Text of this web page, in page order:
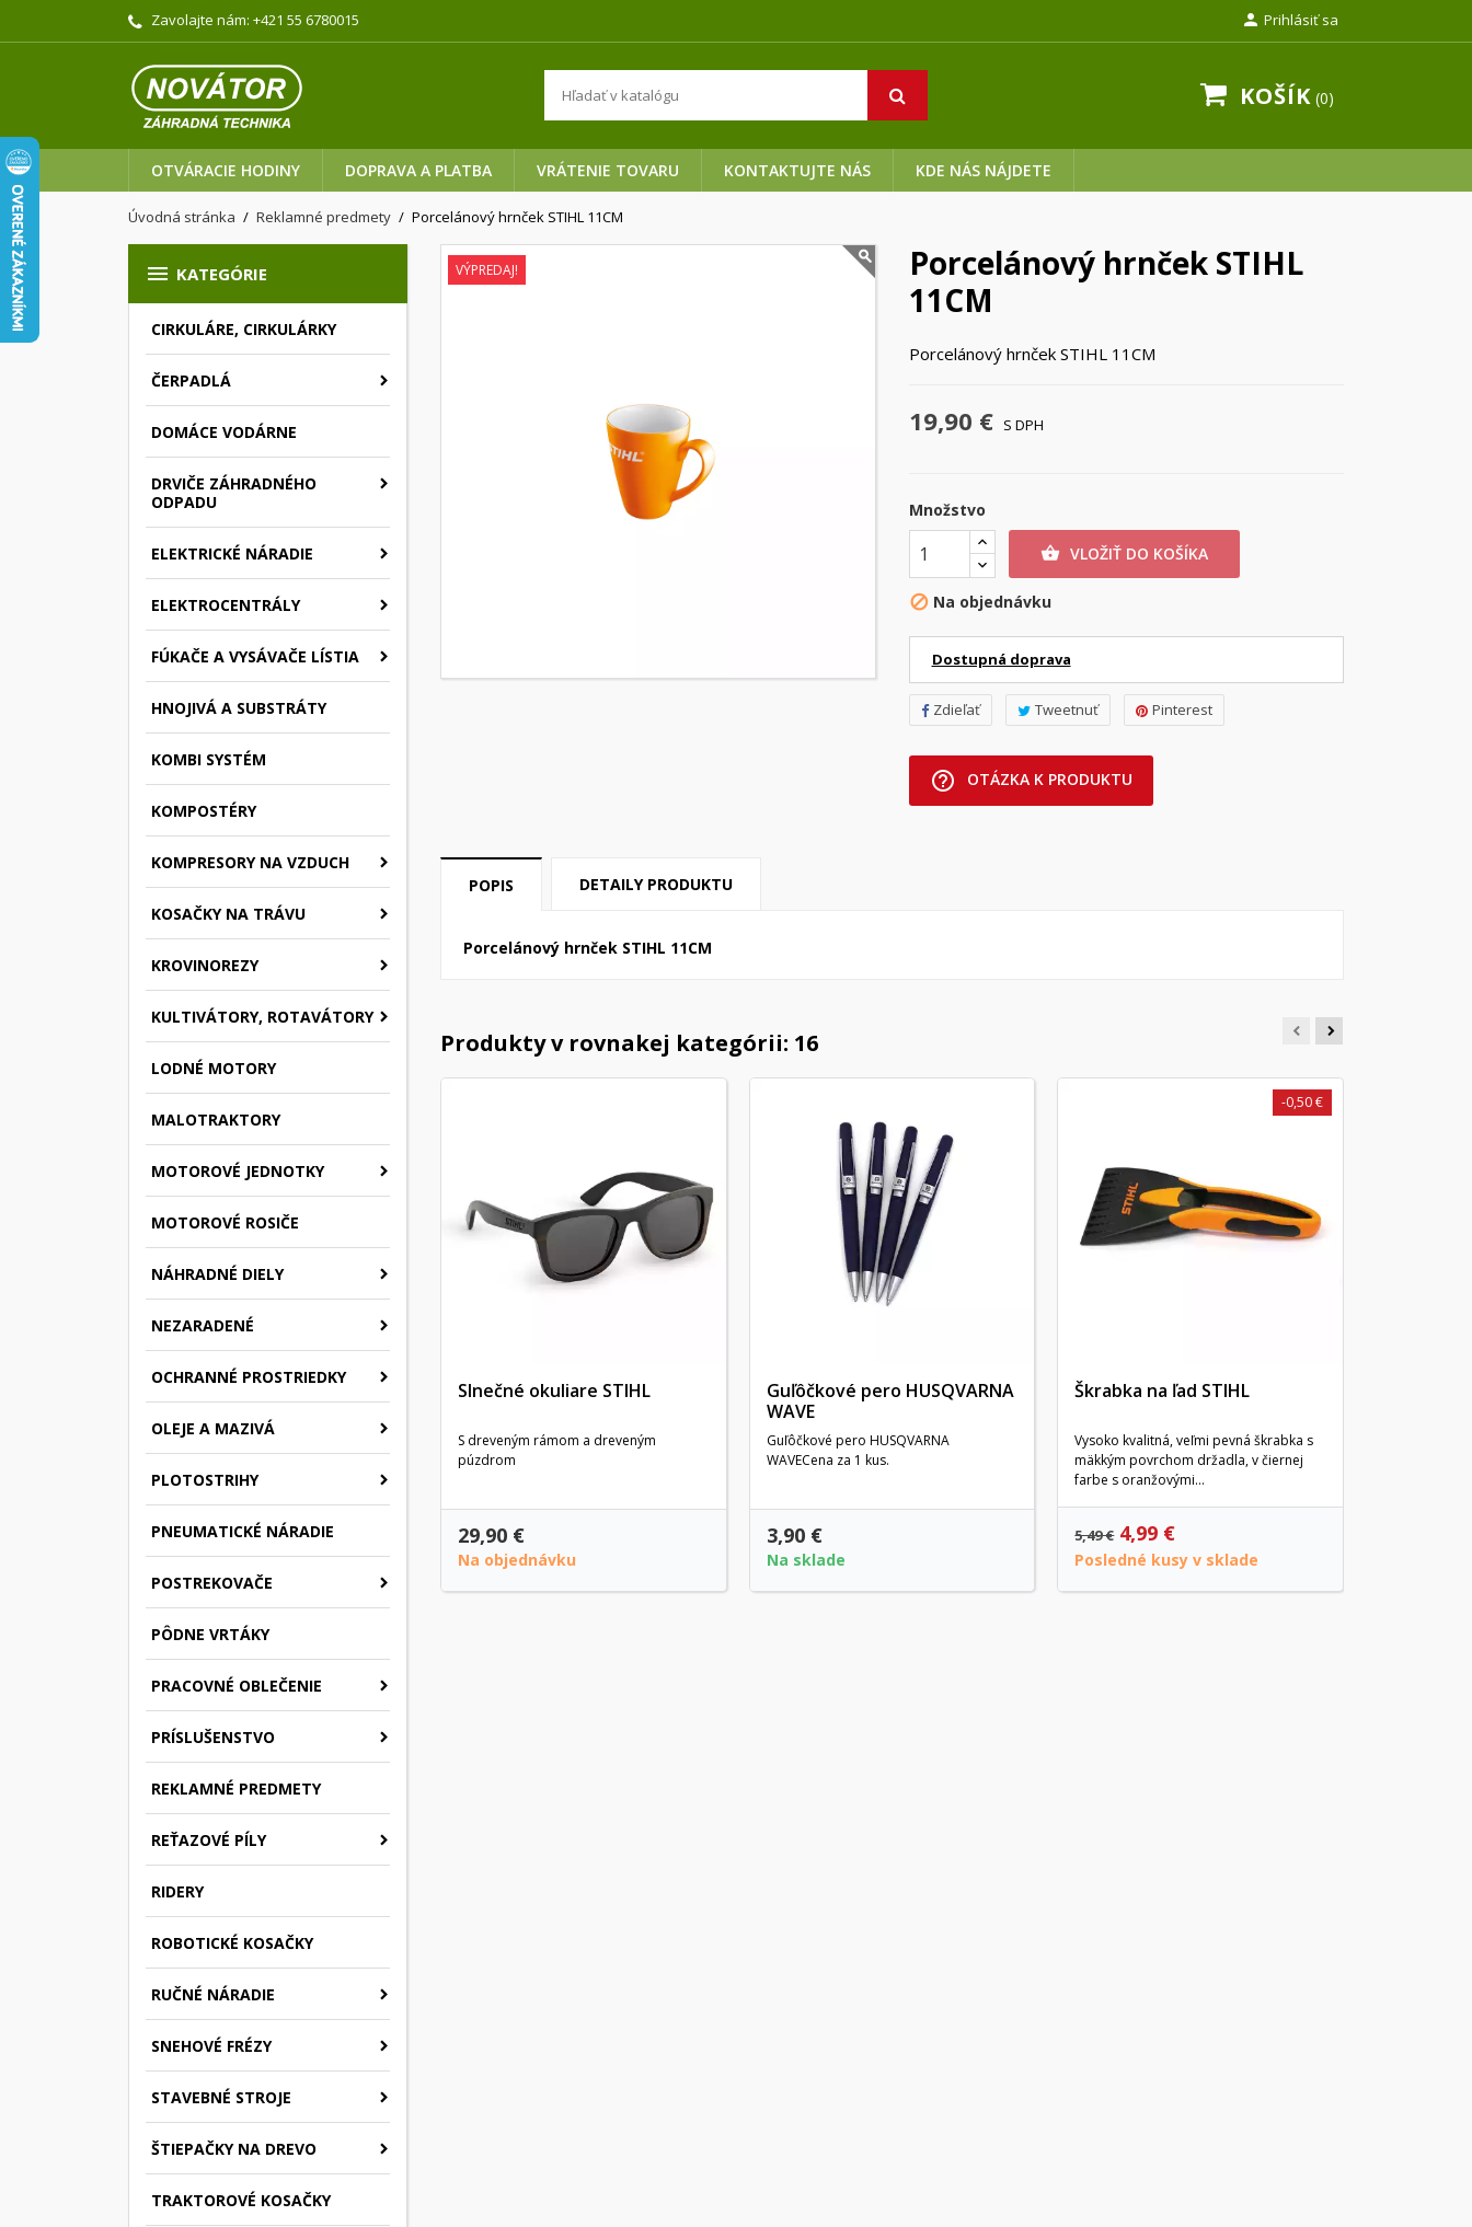
Zavolajte nám: +421 55 6780015  Prihlásiť sa
KOŠÍK 0
OTVÁRACIE HODINY DOPRAVA A PLATBA VRÁTENIE TOVARU KONTAKTUJTE NÁS KDE NÁS NÁJDETE
Úvodná stránka Reklamné predmety Porcelánový hrnček STIHL 11CM
 KATEGÓRIE
CIRKULÁRE, CIRKULÁRKY
ČERPADLÁ
DOMÁCE VODÁRNE
DRVIČE ZÁHRADNÉHO
ODPADU
ELEKTRICKÉ NÁRADIE
ELEKTROCENTRÁLY
FÚKAČE A VYSÁVAČE LÍSTIA
HNOJIVÁ A SUBSTRÁTY
KOMBI SYSTÉM
KOMPOSTÉRY
KOMPRESORY NA VZDUCH
KOSAČKY NA TRÁVU
KROVINOREZY
KULTIVÁTORY, ROTAVÁTORY
LODNÉ MOTORY
MALOTRAKTORY
MOTOROVÉ JEDNOTKY
MOTOROVÉ ROSIČE
NÁHRADNÉ DIELY
NEZARADENÉ
OCHRANNÉ PROSTRIEDKY
OLEJE A MAZIVÁ
PLOTOSTRIHY
PNEUMATICKÉ NÁRADIE
POSTREKOVAČE
PÔDNE VRTÁKY
PRACOVNÉ OBLEČENIE
PRÍSLUŠENSTVO
REKLAMNÉ PREDMETY
REŤAZOVÉ PÍLY
RIDERY
ROBOTICKÉ KOSAČKY
RUČNÉ NÁRADIE
SNEHOVÉ FRÉZY
STAVEBNÉ STROJE
ŠTIEPAČKY NA DREVO
TRAKTOROVÉ KOSAČKY
VÝPREDAJ!
Porcelánový hrnček STIHL
11CM
Porcelánový hrnček STIHL 11CM
19,90 € S DPH
Množstvo
 VLOŽIŤ DO KOŠÍKA
 Na objednávku
Dostupná doprava
Zdieľať Tweetnuť Pinterest
help_outline OTÁZKA K PRODUKTU
POPIS DETAILY PRODUKTU
Porcelánový hrnček STIHL 11CM
Produkty v rovnakej kategórii: 16
Slnečné okuliare STIHL
S dreveným rámom a dreveným
púzdrom
29,90 €
Na objednávku
Guľôčkové pero HUSQVARNA
WAVE
Guľôčkové pero HUSQVARNA
WAVECena za 1 kus.
3,90 €
Na sklade
Škrabka na ľad STIHL
Vysoko kvalitná, veľmi pevná škrabka s
mäkkým povrchom držadla, v čiernej
farbe s oranžovými...
5,49 €
-0,50 €
4,99 €
Posledné kusy v sklade